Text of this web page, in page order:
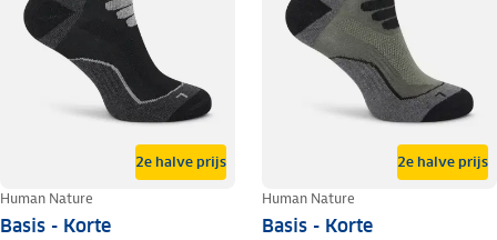
2e halve prijs
Human Nature
Basis - Korte
2e halve prijs
Human Nature
Basis - Korte